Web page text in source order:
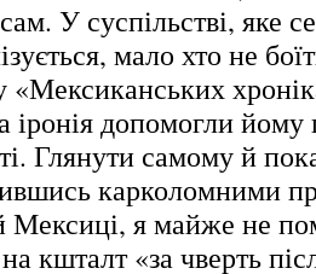
У суспільстві, яке
мало хто не
іронія допомогли йому
Глянути самому й
карколомними
Мексиці, я майже не
кшталт «за чверть